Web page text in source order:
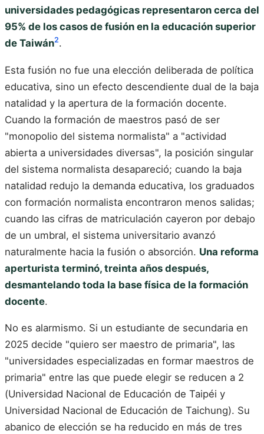
universidades pedagógicas representaron cerca del
95% de los casos de fusión en la educación superior
de Taiwán2.
Esta fusión no fue una elección deliberada de política
educativa, sino un efecto descendiente dual de la baja
natalidad y la apertura de la formación docente.
Cuando la formación de maestros pasó de ser
"monopolio del sistema normalista" a "actividad
abierta a universidades diversas", la posición singular
del sistema normalista desapareció; cuando la baja
natalidad redujo la demanda educativa, los graduados
con formación normalista encontraron menos salidas;
cuando las cifras de matriculación cayeron por debajo
de un umbral, el sistema universitario avanzó
naturalmente hacia la fusión o absorción. Una reforma
aperturista terminó, treinta años después,
desmantelando toda la base física de la formación
docente.
No es alarmismo. Si un estudiante de secundaria en
2025 decide "quiero ser maestro de primaria", las
"universidades especializadas en formar maestros de
primaria" entre las que puede elegir se reducen a 2
(Universidad Nacional de Educación de Taipéi y
Universidad Nacional de Educación de Taichung). Su
abanico de elección se ha reducido en más de tres